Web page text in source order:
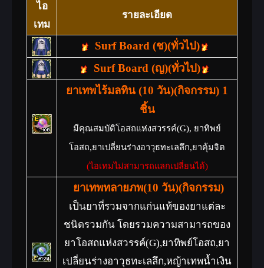
(ไอเทมไม่สามารถแลกเปลี่ยนได้)
ยาเทพโลหิตแดงแห่งสงครามพิชิต
มังกร
เพิ่มพลังโจมตีมอนเตอร์ขนาดใหญ่ + 100
ระยะเวลา 1 วัน
ยาเทพโลหิตเขียวแห่งสงคราม
เพิ่มพลังป้องกันมอนเตอร์ขนาดใหญ่ + 100
ไอ
เทม
รายละเอียด
Surf Board (ช)(ทั่วไป)
Surf Board (ญ)(ทั่วไป)
ยาเทพไร้มลทิน (10 วัน)(กิจกรรม) 1
ชิ้น
มีคุณสมบัติโอสถแห่งสวรรค์(G), ยาทิพย์
โอสถ,ยาเปลี่ยนร่างอาวุธทะเลลึก,ยาคุ้มจิต
(ไอเทมไม่สามารถแลกเปลี่ยนได้)
ยาเทพทลายภพ(10 วัน)(กิจกรรม)
เป็นยาที่รวมจากแก่นแท้ของยาแต่ละ
ชนิดรวมกัน โดยรวมความสามารถของ
ยาโอสถแห่งสวรรค์(G),ยาทิพย์โอสถ,ยา
เปลี่ยนร่างอาวุธทะเลลึก,หญ้าเทพน้ำเงิน